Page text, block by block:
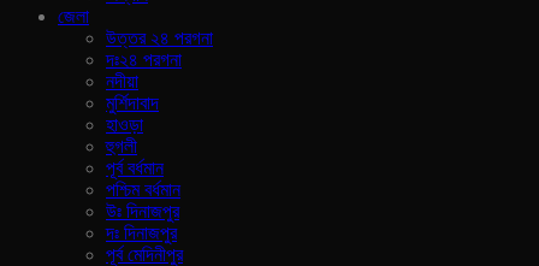
জেলা
উত্তর ২৪ পরগনা
দঃ২৪ পরগনা
নদীয়া
মুর্শিদাবাদ
হাওড়া
হুগলী
পূর্ব বর্ধমান
পশ্চিম বর্ধমান
উঃ দিনাজপুর
দঃ দিনাজপুর
পূর্ব মেদিনীপুর